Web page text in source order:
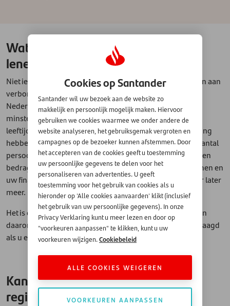
Wat zijn de voorwaarden voor het
lenen van geld?
Niet iedereen kan zomaar geld lenen, er zijn voorwaarden aan
verbonden die belangrijk zijn. U moet bijvoorbeeld in
Nederland wonen, over een vast inkomen beschikken,
minstens achttien jaar zijn, de lening vóór een bepaalde
leeftijd af kunnen lossen en een Nederlandse bankrekening
hebben. De kredietverstrekker kijkt daarnaast naar een aantal
persoonsgebonden factoren die de hoogte van het te lenen
bedrag mede bepalen, waarvan de hoogte van uw inkomen en
uw financiële lasten de belangrijkste zijn - maar daarover later
meer.
Het is ook belangrijk dat u alle gegevens kunt aantonen en
daarom worden er altijd bewijsdocumenten bij u opgevraagd
als u een leningaanvraag indient.
Kan ik geld lenen met een BKR-
registratie?
Cookies op Santander
Santander wil uw bezoek aan de website zo
makkelijk en persoonlijk mogelijk maken. Hiervoor
gebruiken we cookies waarmee we onder andere de
website analyseren, het gebruiksgemak vergroten en
campagnes op de bezoeker kunnen afstemmen. Door
het accepteren van de cookies geeft u toestemming
uw persoonlijke gegevens te delen voor het
personaliseren van advertenties. U geeft
toestemming voor het gebruik van cookies als u
hieronder op 'Alle cookies aanvaarden' klikt (inclusief
het gebruik van uw persoonlijke gegevens). In onze
Privacy Verklaring kunt u meer lezen en door op
"voorkeuren aanpassen" te klikken, kunt u uw
voorkeuren wijzigen.Cookiebeleid
ALLE COOKIES WEIGEREN
VOORKEUREN AANPASSEN